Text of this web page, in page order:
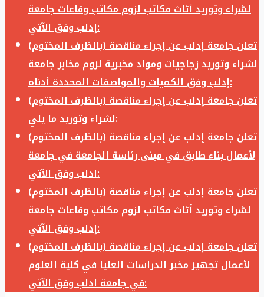
لشراء وتوريد أثاث مكاتب لزوم مكاتب وقاعات جامعة
إدلب وفق الآتي:
تعلن جامعة إدلب عن إجراء مناقصة (بالظرف المختوم)
لشراء وتوريد زجاجيات ومواد مخبرية لزوم مخابر جامعة
إدلب وفق الكميات والمواصفات المحددة أدناه:
تعلن جامعة إدلب عن إجراء مناقصة (بالظرف المختوم)
لشراء وتوريد ما يلي:
تعلن جامعة إدلب عن إجراء مناقصة (بالظرف المختوم)
لأعمال بناء طابق في مبنى رئاسة الجامعة في جامعة
ادلب وفق الآتي:
تعلن جامعة إدلب عن إجراء مناقصة (بالظرف المختوم)
لشراء وتوريد أثاث مكاتب لزوم مكاتب وقاعات جامعة
إدلب وفق الآتي:
تعلن جامعة إدلب عن إجراء مناقصة (بالظرف المختوم)
لأعمال تجهيز مخبر الدراسات العليا في كلية العلوم
في جامعة ادلب وفق الآتي: